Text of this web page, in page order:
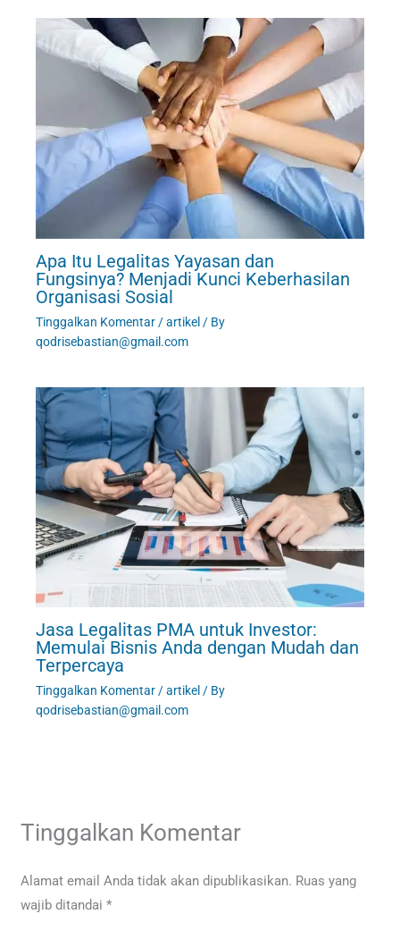
Apa Itu Legalitas Yayasan dan
Fungsinya? Menjadi Kunci Keberhasilan
Organisasi Sosial
Tinggalkan Komentar/artikel / By
qodrisebastian@gmail.com
Jasa Legalitas PMA untuk Investor:
Memulai Bisnis Anda dengan Mudah dan
Terpercaya
Tinggalkan Komentar /artikel / By
qodrisebastian@gmail.com
Tinggalkan Komentar
Alamat email Anda tidak akan dipublikasikan. Ruas yang
wajib ditandai*